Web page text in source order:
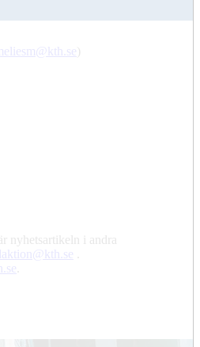
)
nyhetsartikeln i andra